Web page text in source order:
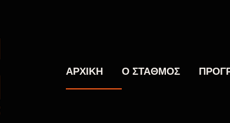
ΑΡΧΙΚΗ Ο ΣΤΑΘΜΟΣ